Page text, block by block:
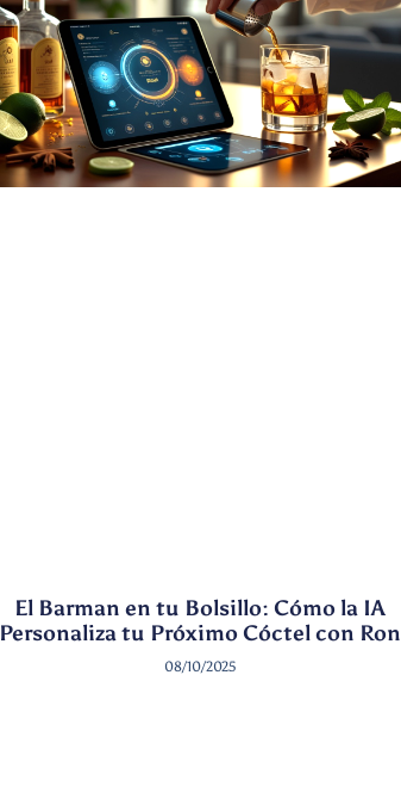
El Barman en tu Bolsillo: Cómo la IA
Personaliza tu Próximo Cóctel con Ron
08/10/2025